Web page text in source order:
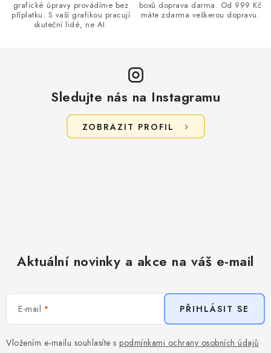
grafické úpravy provádíme bez
příplatku. S vaší grafikou pracují
skuteční lidé, ne AI.
boxů doprava darma. Od 999 Kč
máte zdarma veškerou dopravu.
Sledujte nás na Instagramu
ZOBRAZIT PROFIL
Aktuální novinky a akce na váš e-mail
E-mail
Vložením e-mailu souhlasíte s podmínkami ochrany osobních údajů
PŘIHLÁSIT SE